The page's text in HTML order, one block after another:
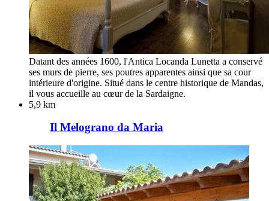
Datant des années 1600, l'Antica Locanda Lunetta a conservé
ses murs de pierre, ses poutres apparentes ainsi que sa cour
intérieure d'origine. Situé dans le centre historique de Mandas,
il vous accueille au cœur de la Sardaigne.
5,9 km
Il Melograno da Maria